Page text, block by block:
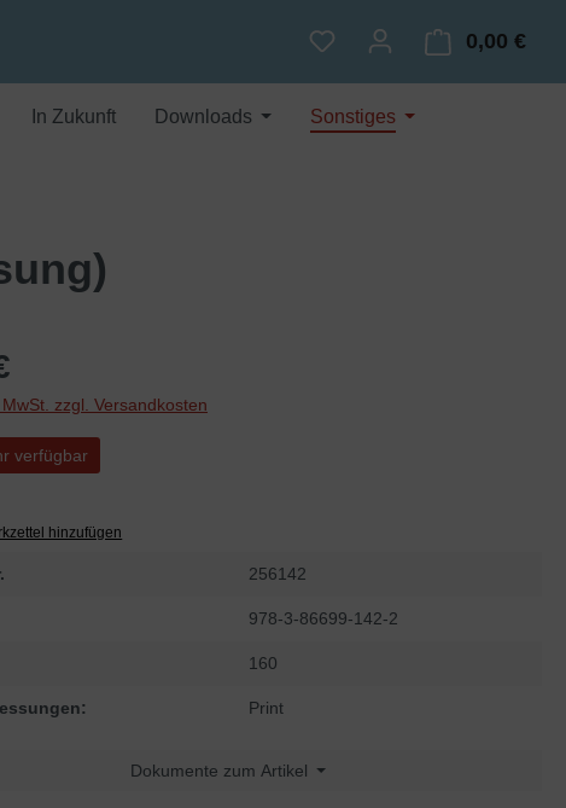
Du hast 0 Produkte auf
0,00 €
In Zukunft Downloads Sonstiges
zzgl. Versandkosten
verfügbar
hinzufügen
256142
978-3-86699-142-2
160
Print
Dokumente zum Artikel